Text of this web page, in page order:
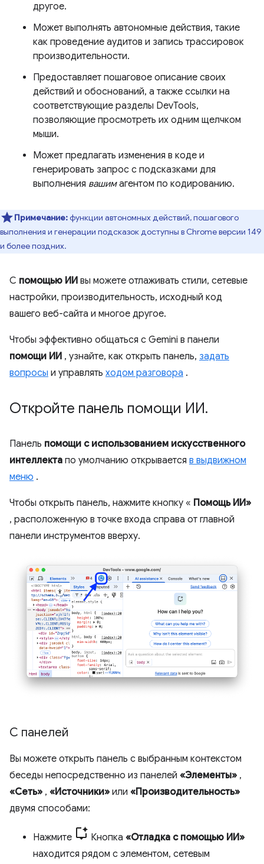
другое.
Может выполнять автономные действия, такие
как проведение аудитов и запись трассировок
производительности.
Предоставляет пошаговое описание своих
действий и обоснований, а также ссылки на
соответствующие разделы DevTools,
позволяющие просмотреть их одним щелчком
мыши.
Может предлагать изменения в коде и
генерировать запрос с подсказками для
выполнения вашимагентом по кодированию.
Примечание: функции автономных действий, пошагового
выполнения и генерации подсказок доступны в Chrome версии 149
и более поздних.
С помощью ИИ вы можете отлаживать стили, сетевые
настройки, производительность, исходный код
вашего веб-сайта и многое другое.
Чтобы эффективно общаться с Gemini в панели
помощи ИИ , узнайте, как открыть панель, задать
вопросы и управлять ходом разговора .
Откройте панель помощи ИИ.
Панель помощи с использованием искусственного
интеллекта по умолчанию открывается в выдвижном
меню .
Чтобы открыть панель, нажмите кнопку « Помощь ИИ»
, расположенную в точке входа справа от главной
панели инструментов вверху.
С панелей
Вы можете открыть панель с выбранным контекстом
беседы непосредственно из панелей «Элементы» ,
«Сеть» , «Источники» или «Производительность»
двумя способами:
Нажмите Кнопка «Отладка с помощью ИИ»
находится рядом с элементом, сетевым